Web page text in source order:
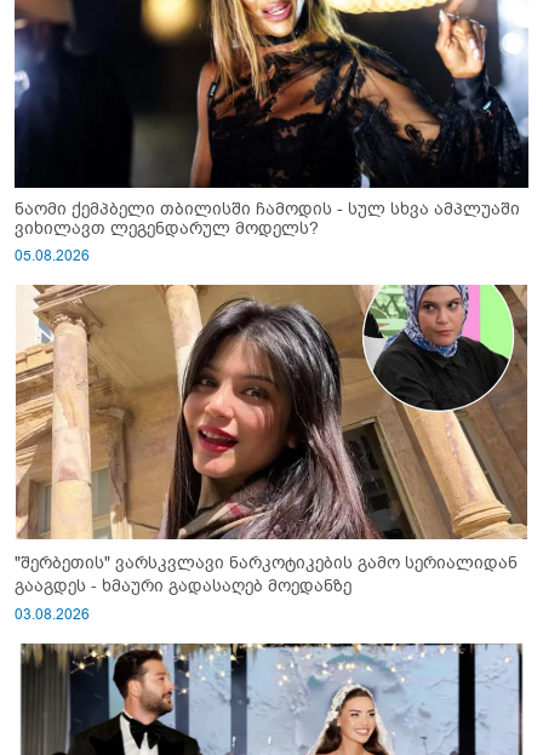
ნაომი ქემპბელი თბილისში ჩამოდის - სულ სხვა ამპლუაში
ვიხილავთ ლეგენდარულ მოდელს?
05.08.2026
"შერბეთის" ვარსკვლავი ნარკოტიკების გამო სერიალიდან
გააგდეს - ხმაური გადასაღებ მოედანზე
03.08.2026